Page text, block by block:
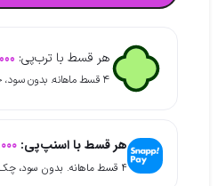
هر قسط با ترب‌پی:
۴ قسط ماهانه. بدون سود، چک و ضامن.
هر قسط با اسنپ‌پی:
۴ قسط ماهانه. بدون سود، چک و ضامن.